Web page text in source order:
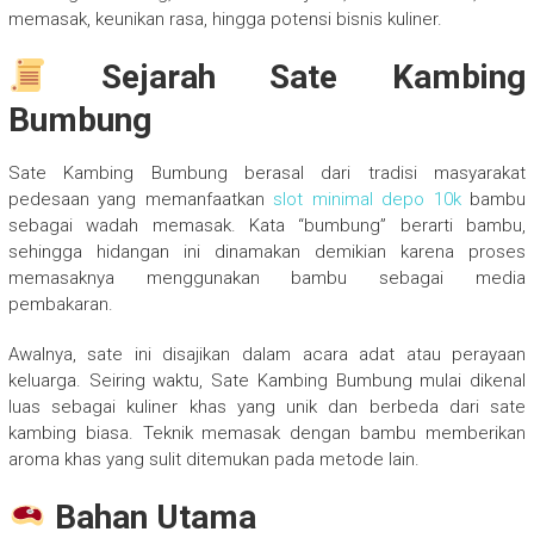
memasak, keunikan rasa, hingga potensi bisnis kuliner.
Sejarah Sate Kambing
Bumbung
Sate Kambing Bumbung berasal dari tradisi masyarakat
pedesaan yang memanfaatkan slot minimal depo 10kbambu
sebagai wadah memasak. Kata “bumbung” berarti bambu,
sehingga hidangan ini dinamakan demikian karena proses
memasaknya menggunakan bambu sebagai media
pembakaran.
Awalnya, sate ini disajikan dalam acara adat atau perayaan
keluarga. Seiring waktu, Sate Kambing Bumbung mulai dikenal
luas sebagai kuliner khas yang unik dan berbeda dari sate
kambing biasa. Teknik memasak dengan bambu memberikan
aroma khas yang sulit ditemukan pada metode lain.
Bahan Utama